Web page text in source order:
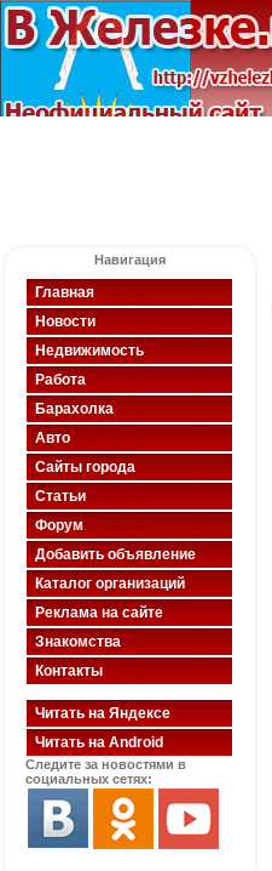
Навигация
Главная
Новости
Недвижимость
Работа
Барахолка
Авто
Сайты города
Статьи
Форум
Добавить объявление
Каталог организаций
Реклама на сайте
Знакомства
Контакты
Читать на Яндексе
Читать на Android
Следите за новостями в
социальных сетях: